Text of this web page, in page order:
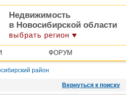
Недвижимость
в Новосибирской области
выбрать регион
ФОРУМ
район
Вернуться к поиску